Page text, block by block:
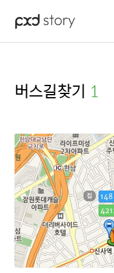
버스길찾기 (1)